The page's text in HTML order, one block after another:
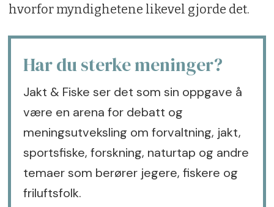
hvorfor myndighetene likevel gjorde det.
Har du sterke meninger?
Jakt & Fiske ser det som sin oppgave å
være en arena for debatt og
meningsutveksling om forvaltning, jakt,
sportsfiske, forskning, naturtap og andre
temaer som berører jegere, fiskere og
friluftsfolk.